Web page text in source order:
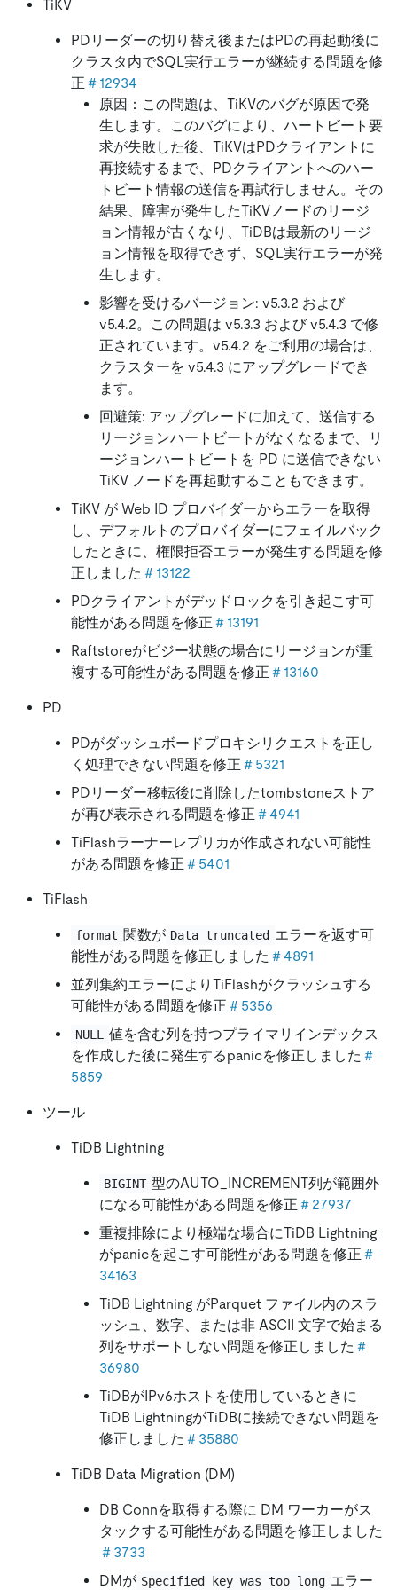
TiKV
PDリーダーの切り替え後またはPDの再起動後に
クラスタ内でSQL実行エラーが継続する問題を修
正 ＃12934
原因：この問題は、TiKVのバグが原因で発
生します。このバグにより、ハートビート要
求が失敗した後、TiKVはPDクライアントに
再接続するまで、PDクライアントへのハー
トビート情報の送信を再試行しません。その
結果、障害が発生したTiKVノードのリージ
ョン情報が古くなり、TiDBは最新のリージ
ョン情報を取得できず、SQL実行エラーが発
生します。
影響を受けるバージョン: v5.3.2 および
v5.4.2。この問題は v5.3.3 および v5.4.3 で修
正されています。v5.4.2 をご利用の場合は、
クラスターを v5.4.3 にアップグレードでき
ます。
回避策: アップグレードに加えて、送信する
リージョンハートビートがなくなるまで、リ
ージョンハートビートを PD に送信できない
TiKV ノードを再起動することもできます。
TiKV が Web ID プロバイダーからエラーを取得
し、デフォルトのプロバイダーにフェイルバック
したときに、権限拒否エラーが発生する問題を修
正しました ＃13122
PDクライアントがデッドロックを引き起こす可
能性がある問題を修正 ＃13191
Raftstoreがビジー状態の場合にリージョンが重
複する可能性がある問題を修正 ＃13160
PD
PDがダッシュボードプロキシリクエストを正し
く処理できない問題を修正 ＃5321
PDリーダー移転後に削除したtombstoneストア
が再び表示される問題を修正 ＃4941
TiFlashラーナーレプリカが作成されない可能性
がある問題を修正 ＃5401
TiFlash
format 関数が Data truncated エラーを返す可
能性がある問題を修正しました ＃4891
並列集約エラーによりTiFlashがクラッシュする
可能性がある問題を修正 ＃5356
NULL
値を含む列を持つプライマリインデックス
を作成した後に発生するpanicを修正しました ＃
5859
ツール
TiDB Lightning
BIGINT 型のAUTO_INCREMENT列が範囲外
になる可能性がある問題を修正 ＃27937
重複排除により極端な場合にTiDB Lightning
がpanicを起こす可能性がある問題を修正 ＃
34163
TiDB Lightning がParquet ファイル内のスラ
ッシュ、数字、または非 ASCII 文字で始まる
列をサポートしない問題を修正しました ＃
36980
TiDBがIPv6ホストを使用しているときに
TiDB LightningがTiDBに接続できない問題を
修正しました ＃35880
TiDB Data Migration (DM)
DB Connを取得する際に DM ワーカーがス
タックする可能性がある問題を修正しました
＃3733
DMが Specified key was too long エラー